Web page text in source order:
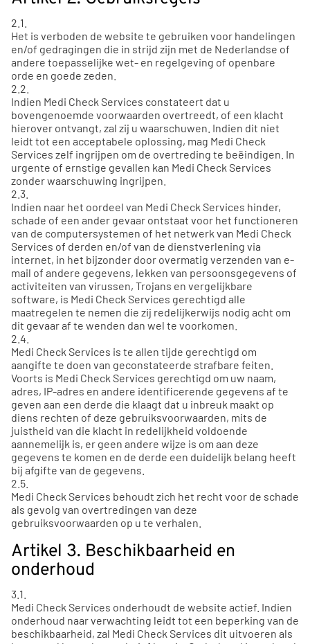
2.1.
Het is verboden de website te gebruiken voor handelingen
en/of gedragingen die in strijd zijn met de Nederlandse of
andere toepasselijke wet- en regelgeving of openbare
orde en goede zeden.
2.2.
Indien Medi Check Services constateert dat u
bovengenoemde voorwaarden overtreedt, of een klacht
hierover ontvangt, zal zij u waarschuwen. Indien dit niet
leidt tot een acceptabele oplossing, mag Medi Check
Services zelf ingrijpen om de overtreding te beëindigen. In
urgente of ernstige gevallen kan Medi Check Services
zonder waarschuwing ingrijpen.
2.3.
Indien naar het oordeel van Medi Check Services hinder,
schade of een ander gevaar ontstaat voor het functioneren
van de computersystemen of het netwerk van Medi Check
Services of derden en/of van de dienstverlening via
internet, in het bijzonder door overmatig verzenden van e-
mail of andere gegevens, lekken van persoonsgegevens of
activiteiten van virussen, Trojans en vergelijkbare
software, is Medi Check Services gerechtigd alle
maatregelen te nemen die zij redelijkerwijs nodig acht om
dit gevaar af te wenden dan wel te voorkomen.
2.4.
Medi Check Services is te allen tijde gerechtigd om
aangifte te doen van geconstateerde strafbare feiten.
Voorts is Medi Check Services gerechtigd om uw naam,
adres, IP-adres en andere identificerende gegevens af te
geven aan een derde die klaagt dat u inbreuk maakt op
diens rechten of deze gebruiksvoorwaarden, mits de
juistheid van die klacht in redelijkheid voldoende
aannemelijk is, er geen andere wijze is om aan deze
gegevens te komen en de derde een duidelijk belang heeft
bij afgifte van de gegevens.
2.5.
Medi Check Services behoudt zich het recht voor de schade
als gevolg van overtredingen van deze
gebruiksvoorwaarden op u te verhalen.
Artikel 3. Beschikbaarheid en
onderhoud
3.1.
Medi Check Services onderhoudt de website actief. Indien
onderhoud naar verwachting leidt tot een beperking van de
beschikbaarheid, zal Medi Check Services dit uitvoeren als